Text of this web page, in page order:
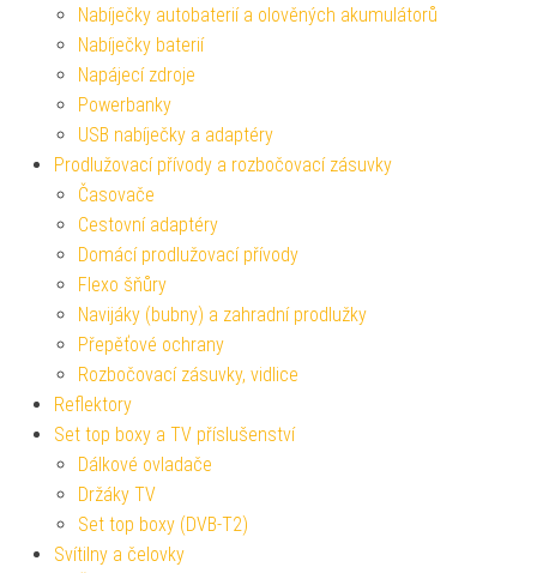
Nabíječky autobaterií a olověných akumulátorů
Nabíječky baterií
Napájecí zdroje
Powerbanky
USB nabíječky a adaptéry
Prodlužovací přívody a rozbočovací zásuvky
Časovače
Cestovní adaptéry
Domácí prodlužovací přívody
Flexo šňůry
Navijáky (bubny) a zahradní prodlužky
Přepěťové ochrany
Rozbočovací zásuvky, vidlice
Reflektory
Set top boxy a TV příslušenství
Dálkové ovladače
Držáky TV
Set top boxy (DVB-T2)
Svítilny a čelovky